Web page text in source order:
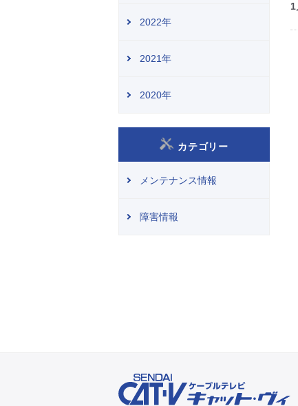
2022年
2021年
2020年
カテゴリー
メンテナンス情報
障害情報